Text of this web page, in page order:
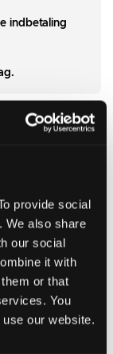
provide social
We also share
our social
it with
or that
You
our website.
indbetaling
Åbn alle